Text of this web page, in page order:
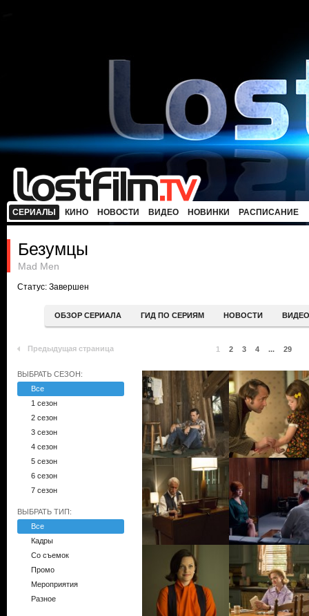
СЕРИАЛЫ КИНО НОВОСТИ ВИДЕО НОВИНКИ РАСПИСАНИЕ
Безумцы
Mad Men
Статус: Завершен
ОБЗОР СЕРИАЛА ГИД ПО СЕРИЯМ НОВОСТИ ВИДЕО
Предыдущая страница 1 2 3 4 ... 29
ВЫБРАТЬ СЕЗОН:
Все
1 сезон
2 сезон
3 сезон
4 сезон
5 сезон
6 сезон
7 сезон
ВЫБРАТЬ ТИП:
Все
Кадры
Со съемок
Промо
Мероприятия
Разное